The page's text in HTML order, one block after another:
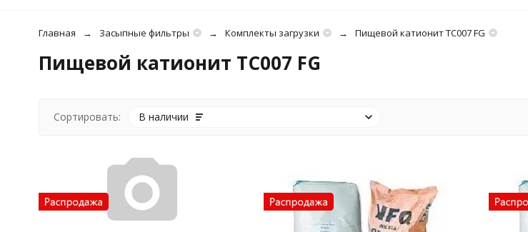
Главная Засыпные фильтры Комплекты загрузки Пищевой катионит TC007 FG
Пищевой катионит TC007 FG
Сортировать: В наличии